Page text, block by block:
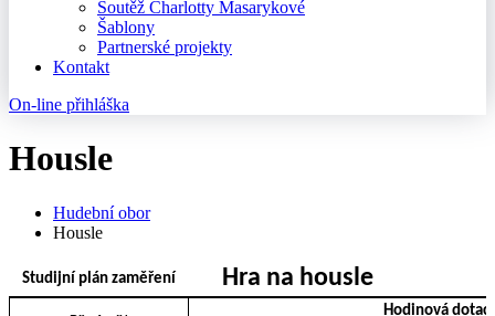
Soutěž Charlotty Masarykové
Šablony
Partnerské projekty
Kontakt
On-line přihláška
Housle
Hudební obor
Housle
Studijní plán zaměření Hra na housle
Hodinová